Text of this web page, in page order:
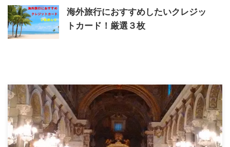
海外旅行におすすめしたいクレジッ
トカード！厳選３枚